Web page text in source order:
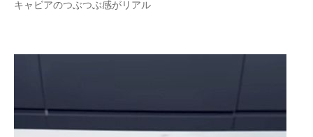
キャビアのつぶつぶ感がリアル